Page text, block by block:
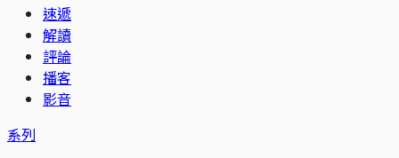
速遞
解讀
評論
播客
影音
系列